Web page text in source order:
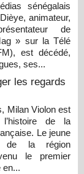
sénégalais
animateur,
de
» sur la Télé
est décédé,
ses...
les regards
Milan Violon est
de la
Le jeune
de la région
le premier
en...